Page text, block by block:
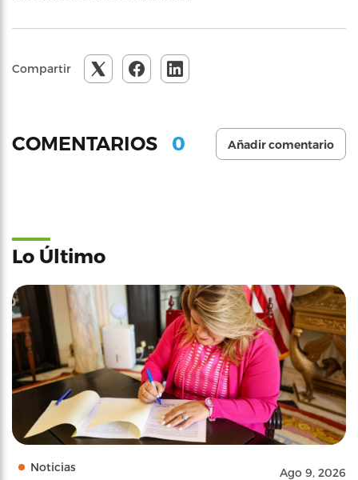
Compartir
COMENTARIOS 0 Añadir comentario
Lo Último
Noticias Ago 9, 2026